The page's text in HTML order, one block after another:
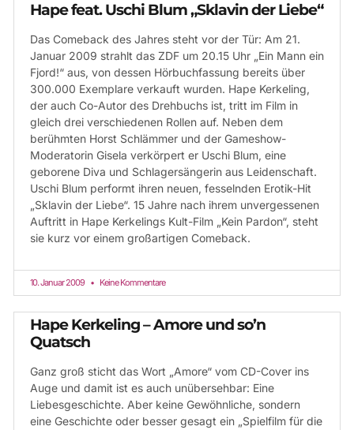
Hape feat. Uschi Blum „Sklavin der Liebe“
Das Comeback des Jahres steht vor der Tür: Am 21.
Januar 2009 strahlt das ZDF um 20.15 Uhr „Ein Mann ein
Fjord!“ aus, von dessen Hörbuchfassung bereits über
300.000 Exemplare verkauft wurden. Hape Kerkeling,
der auch Co-Autor des Drehbuchs ist, tritt im Film in
gleich drei verschiedenen Rollen auf. Neben dem
berühmten Horst Schlämmer und der Gameshow-
Moderatorin Gisela verkörpert er Uschi Blum, eine
geborene Diva und Schlagersängerin aus Leidenschaft.
Uschi Blum performt ihren neuen, fesselnden Erotik-Hit
„Sklavin der Liebe“. 15 Jahre nach ihrem unvergessenen
Auftritt in Hape Kerkelings Kult-Film „Kein Pardon“, steht
sie kurz vor einem großartigen Comeback.
10. Januar 2009 Keine Kommentare
Hape Kerkeling – Amore und so’n
Quatsch
Ganz groß sticht das Wort „Amore“ vom CD-Cover ins
Auge und damit ist es auch unübersehbar: Eine
Liebesgeschichte. Aber keine Gewöhnliche, sondern
eine Geschichte oder besser gesagt ein „Spielfilm für die